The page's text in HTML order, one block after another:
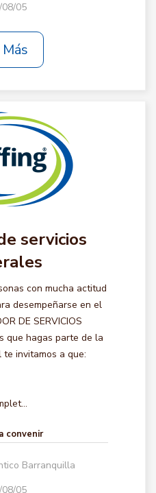
05
servicios
con mucha actitud
desempeñarse en el
DE SERVICIOS
que hagas parte de la
invitamos a que:
a convenir
Barranquilla
05